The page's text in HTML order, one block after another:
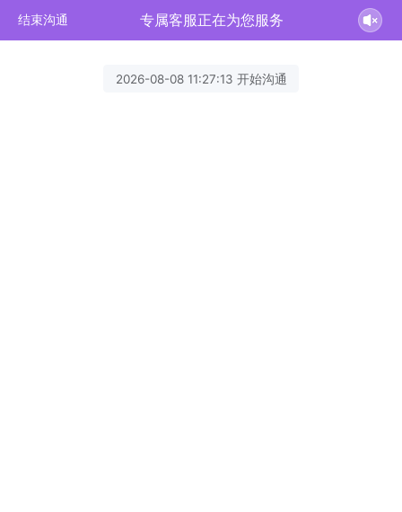
结束沟通 专属客服正在为您服务
2026-08-08 11:27:13 开始沟通